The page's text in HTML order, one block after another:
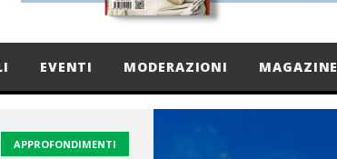
EVENTI MODERAZIONI MAGAZINE
APPROFONDIMENTI